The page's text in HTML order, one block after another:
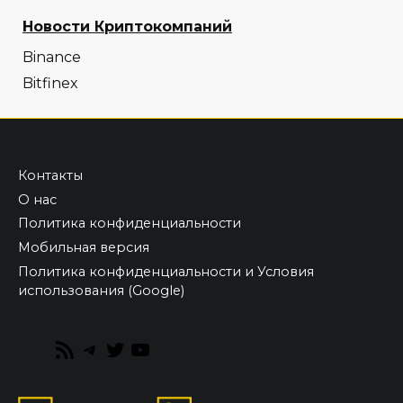
Новости Криптокомпаний
Binance
Bitfinex
Контакты
О нас
Политика конфиденциальности
Мобильная версия
Политика конфиденциальности и Условия
использования (Google)
RSS
Telegram
Twitter